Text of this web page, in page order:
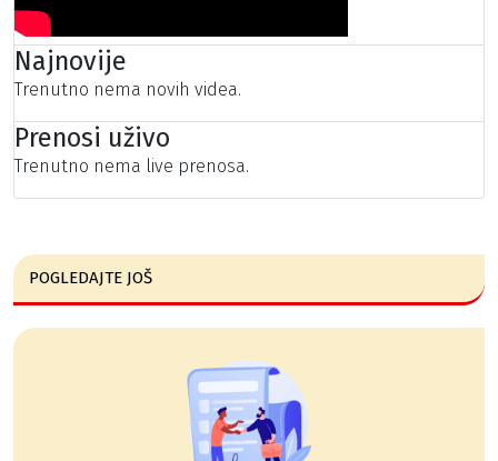
Najnovije
Trenutno nema novih videa.
Prenosi uživo
Trenutno nema live prenosa.
POGLEDAJTE JOŠ